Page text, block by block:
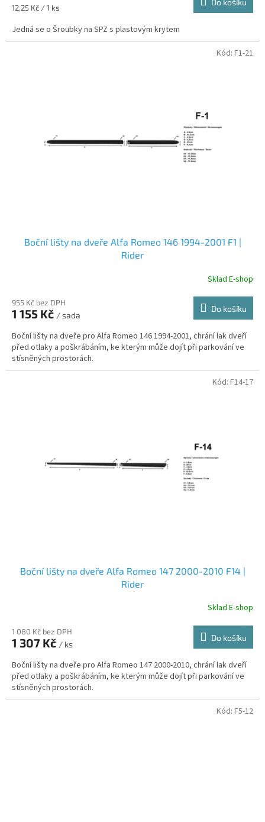
Dezent 10
Měrná
12,25 Kč / 1 ks
Do košíku
Jedná se o Šroubky na SPZ s plastovým krytem
Boční lišty na dveře Alfa Romeo 146 1994-2001 F1 |
Rider
Sklad E-shop
955 Kč bez DPH
1 155 Kč / sada
Do košíku
Boční lišty na dveře pro Alfa Romeo 146 1994-2001, chrání lak dveří
před otlaky a poškrábáním, ke kterým může dojít při parkování ve
stísněných prostorách.
Kód: F1-21
Boční lišty na dveře Alfa Romeo 147 2000-2010 F14 |
Rider
Sklad E-shop
1 080 Kč bez DPH
1 307 Kč / ks
Do košíku
Boční lišty na dveře pro Alfa Romeo 147 2000-2010, chrání lak dveří
před otlaky a poškrábáním, ke kterým může dojít při parkování ve
stísněných prostorách.
Kód: F14-17
Kód: F5-12